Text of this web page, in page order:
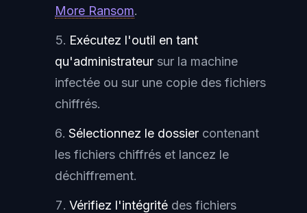
More Ransom.
Exécutez l'outil en tant
qu'administrateur sur la machine
infectée ou sur une copie des fichiers
chiffrés.
Sélectionnez le dossier contenant
les fichiers chiffrés et lancez le
déchiffrement.
Vérifiez l'intégrité des fichiers